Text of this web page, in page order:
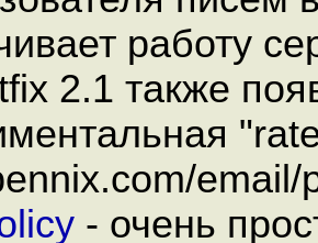
работу
2.1 также
- очень